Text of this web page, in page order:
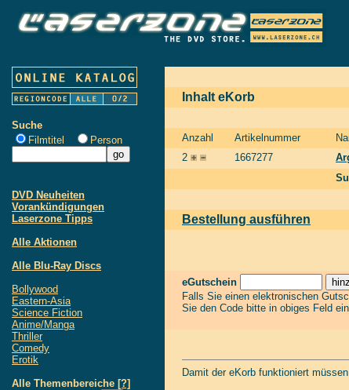
Suche
Filmtitel
Person
DVD Neuheiten
Vorankündigungen
Laserzone Tipps
Alle Aktionen
Alle Blu-Ray Discs
Bollywood
Eastern-Asia
Science Fiction
Anime/Manga
Thriller
Comedy
Erotik
Alle Themenbereiche [?]
Inhalt eKorb
Anzahl Artikelnummer
2
1667277
Bestellung ausführen
eGutschein
Falls Sie einen elektronischen
Sie den Code bitte in obiges Feld
Damit der eKorb funktioniert